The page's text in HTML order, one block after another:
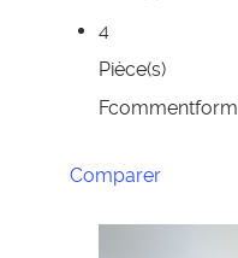
4
Pièce(s)
Fcommentform
Comparer